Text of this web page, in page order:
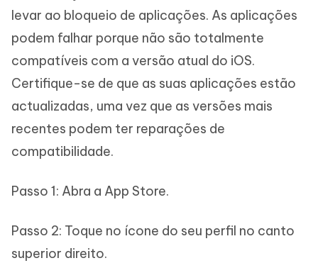
levar ao bloqueio de aplicações. As aplicações
podem falhar porque não são totalmente
compatíveis com a versão atual do iOS.
Certifique-se de que as suas aplicações estão
actualizadas, uma vez que as versões mais
recentes podem ter reparações de
compatibilidade.
Passo 1: Abra a App Store.
Passo 2: Toque no ícone do seu perfil no canto
superior direito.